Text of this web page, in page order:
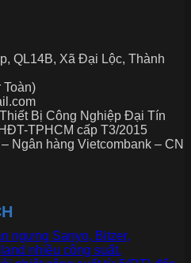
QL14B, Xã Đại Lộc, Thành
Toàn)
Bị Công Nghiệp Đại Tín
TPHCM cấp T3/2015
Ngân hàng Vietcombank – CN
ngưng Sanyo, Bitzer,
nhiều công suất.